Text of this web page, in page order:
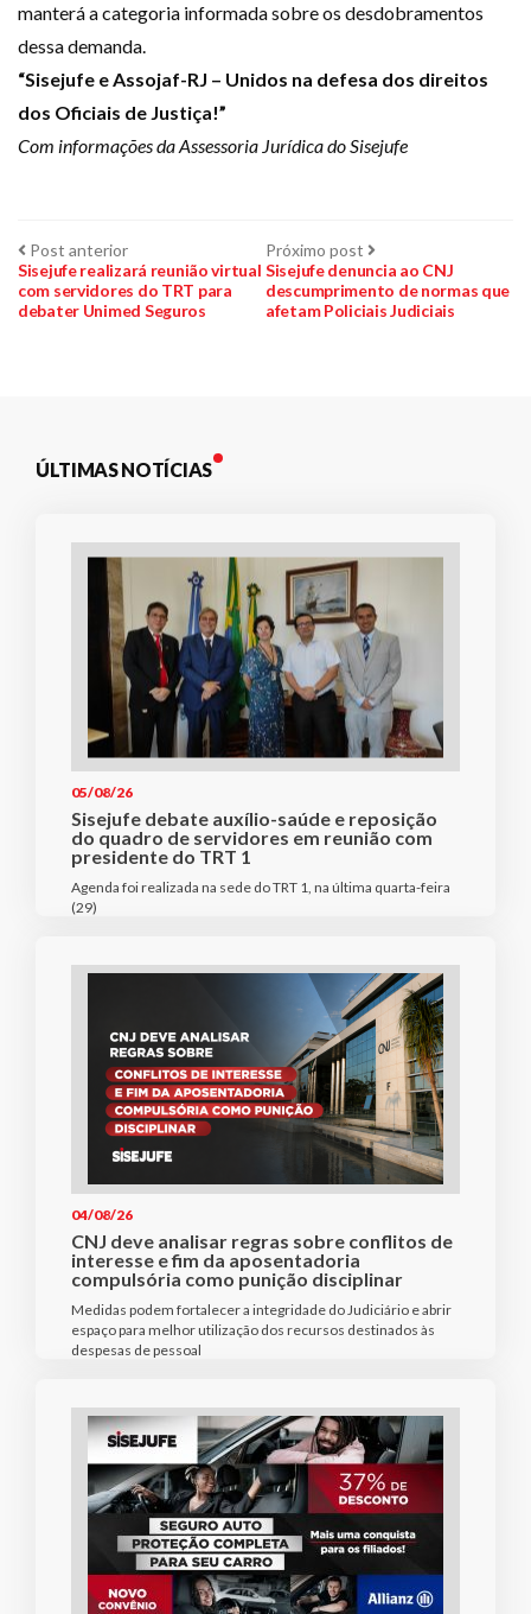
manterá a categoria informada sobre os desdobramentos
dessa demanda.
“Sisejufe e Assojaf-RJ – Unidos na defesa dos direitos
dos Oficiais de Justiça!”
Com informações da Assessoria Jurídica do Sisejufe
Navegação
de
Post anteriorPost
anterior:
Sisejufe realizará reunião virtual
com servidores do TRT para
debater Unimed Seguros
Próximo post Próximo
post:
Sisejufe denuncia ao CNJ
descumprimento de normas que
afetam Policiais Judiciais
ÚLTIMAS NOTÍCIAS
05/08/26
Sisejufe debate auxílio-saúde e reposição
do quadro de servidores em reunião com
presidente do TRT 1
Agenda foi realizada na sede do TRT 1, na última quarta-feira
(29)
04/08/26
CNJ deve analisar regras sobre conflitos de
interesse e fim da aposentadoria
compulsória como punição disciplinar
Medidas podem fortalecer a integridade do Judiciário e abrir
espaço para melhor utilização dos recursos destinados às
despesas de pessoal